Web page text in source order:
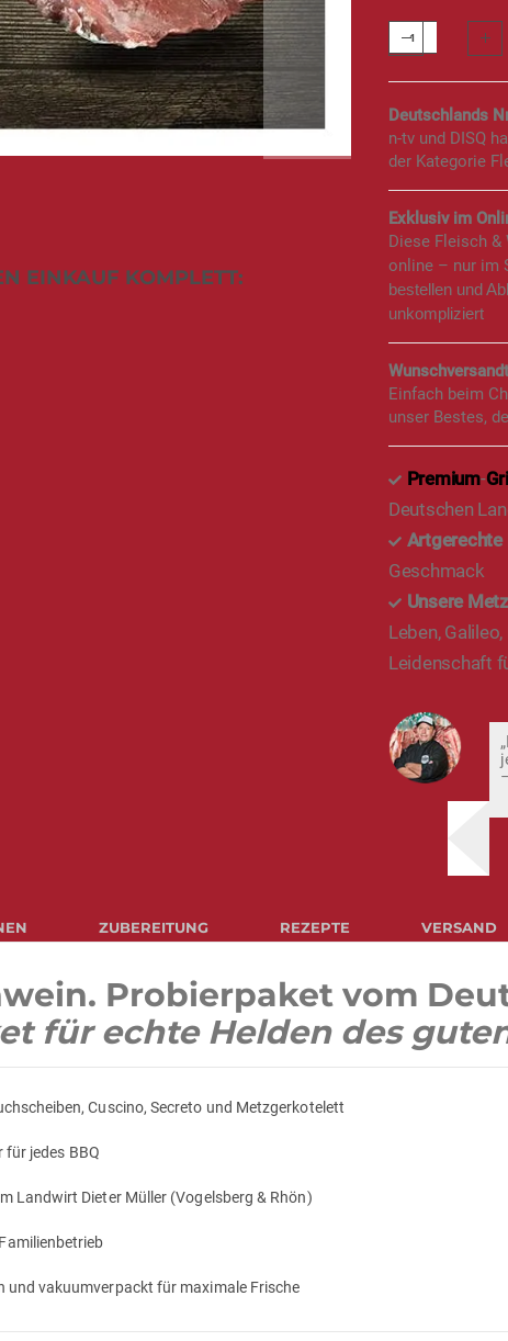
Deutschlands
n-tv und DISQ
der Kategorie
Exklusiv im
Diese Fleisch
online – nur im
bestellen und
unkompliziert
Einfach beim
unser Bestes,
Premium-
Deutschen
Artgerechte
Geschmack
Unsere
Leben,
Leidenschaft
Probierpaket vom
für echte Helden des
Cuscino, Secreto und Metzgerkotelett
für jedes BBQ
Landwirt Dieter Müller (Vogelsberg & Rhön)
und vakuumverpackt für maximale Frische
ZUBEREITUNG REZEPTE VERSAND
EINKAUF KOMPLETT: